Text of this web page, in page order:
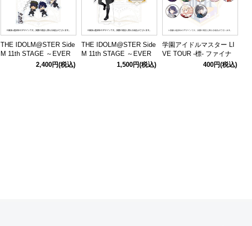
THE IDOLM@STER Side
M 11th STAGE ～EVER
EVER＠FTER～ 公式ア
2,400円(税込)
THE IDOLM@STER Side
M 11th STAGE ～EVER
EVER＠FTER～ 公式ア
1,500円(税込)
学園アイドルマスター LI
VE TOUR -標- ファイナ
ル公演 公式トレーディン
400円(税込)